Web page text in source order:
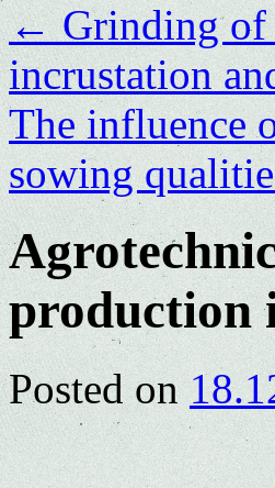
←Grinding of
incrustation
The influence
sowing
production
Posted on